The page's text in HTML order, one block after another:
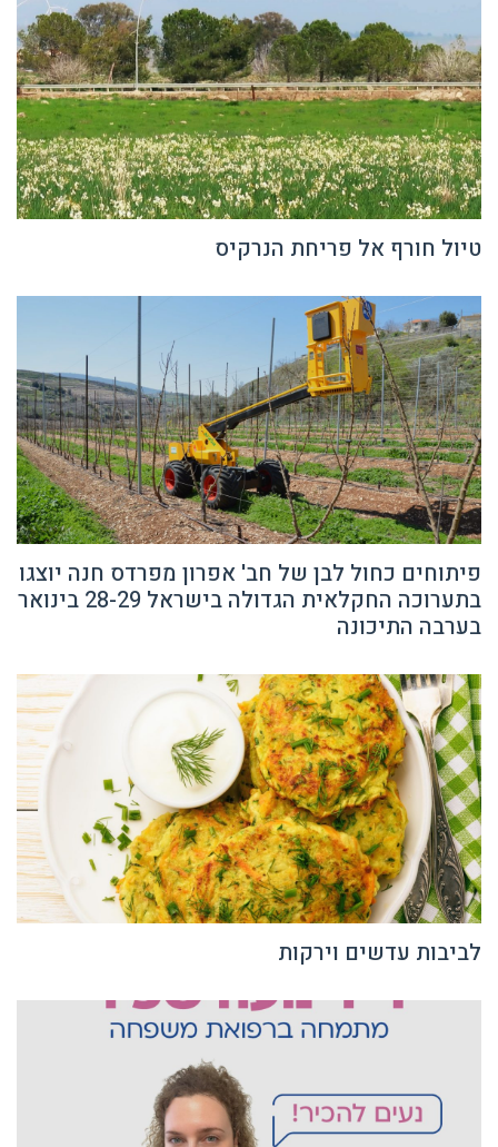
טיול חורף אל פריחת הנרקיס
פיתוחים כחול לבן של חב' אפרון מפרדס חנה יוצגו
בתערוכה החקלאית הגדולה בישראל 28-29 בינואר
בערבה התיכונה
לביבות עדשים וירקות